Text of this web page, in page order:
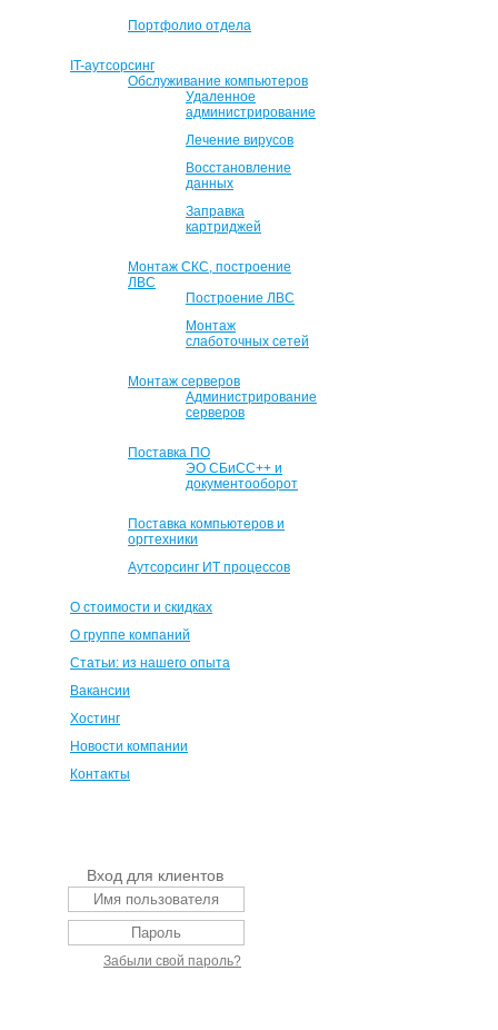
Портфолио отдела
IT-аутсорсинг
Обслуживание компьютеров
Удаленное
администрирование
Лечение вирусов
Восстановление
данных
Заправка
картриджей
Монтаж СКС, построение
ЛВС
Построение ЛВС
Монтаж
слаботочных сетей
Монтаж серверов
Администрирование
серверов
Поставка ПО
ЭО СБиСС++ и
документооборот
Поставка компьютеров и
оргтехники
Аутсорсинг ИТ процессов
О стоимости и скидках
О группе компаний
Статьи: из нашего опыта
Вакансии
Хостинг
Новости компании
Контакты
Вход для клиентов
Забыли свой пароль?